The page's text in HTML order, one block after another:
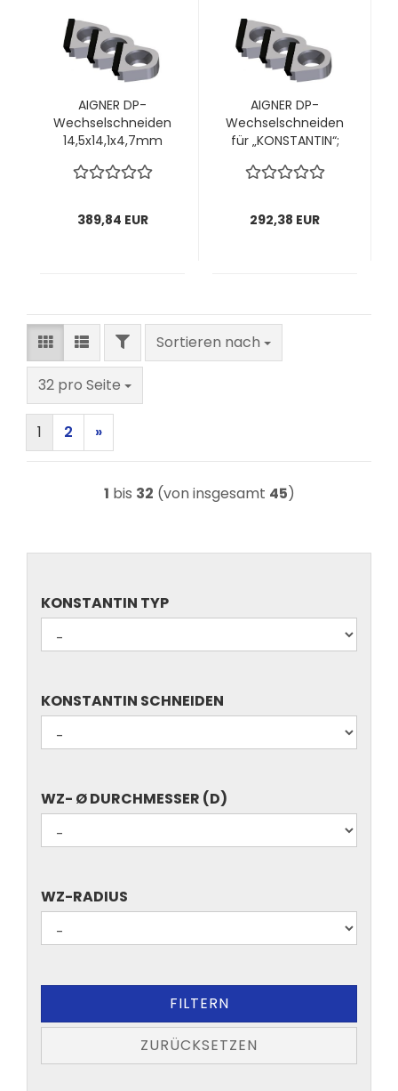
AIGNER DP-
Wechselschneiden
14,5x14,1x4,7mm
für Kopf Ø125mm; 1
389,84 EUR
AIGNER DP-
Wechselschneiden
für „KONSTANTIN“;
VPE = 6 Stck
292,38 EUR
FILTERSortieren nach
Sortieren nach
32 pro Seite
pro Seite
1 2 »
1 bis 32 (von insgesamt 45)
KONSTANTIN
TYP
KONSTANTIN TYP
KONSTANTIN
SCHNEIDEN
KONSTANTIN SCHNEIDEN
WZ-
Ø
DURCHMESSER
WZ- Ø DURCHMESSER (D)
WZ-
RADIUS
WZ-RADIUS
FILTERN
ZURÜCKSETZEN